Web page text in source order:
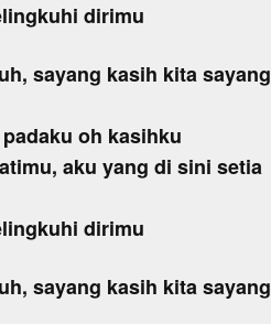
dirimu
sayang kasih kita sayang
oh kasihku
aku yang di sini setia
dirimu
sayang kasih kita sayang